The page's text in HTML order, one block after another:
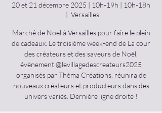
20 et 21 décembre 2025 | 10h-19h | 10h-18h
  |
Versailles
Marché de Noël à Versailles pour faire le plein
de cadeaux. Le troisième week-end de La cour
des créateurs et des saveurs de Noël,
évènement @levillagedescreateurs2025
organisés par Théma Créations, réunira de
nouveaux créateurs et producteurs dans des
univers variés. Dernière ligne droite !